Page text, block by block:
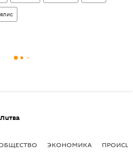
Литва
ЭКОНОМИКА